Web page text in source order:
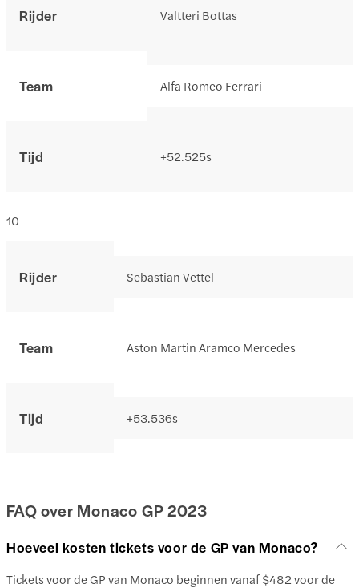
Rijder
Team
Tijd
Valtteri Bottas
Alfa Romeo Ferrari
+52.525s
Rijder
Team
Tijd
10
Sebastian Vettel
Aston Martin Aramco Mercedes
+53.536s
FAQ over Monaco GP 2023
Hoeveel kosten tickets voor de GP van Monaco?
Tickets voor de GP van Monaco beginnen vanaf $482 voor de